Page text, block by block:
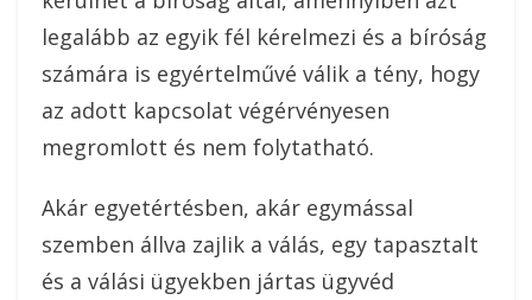
legalább az egyik fél kérelmezi és a bíróság
számára is egyértelművé válik a tény, hogy
az adott kapcsolat végérvényesen
megromlott és nem folytatható.
Akár egyetértésben, akár egymással
szemben állva zajlik a válás, egy tapasztalt
és a válási ügyekben jártas ügyvéd